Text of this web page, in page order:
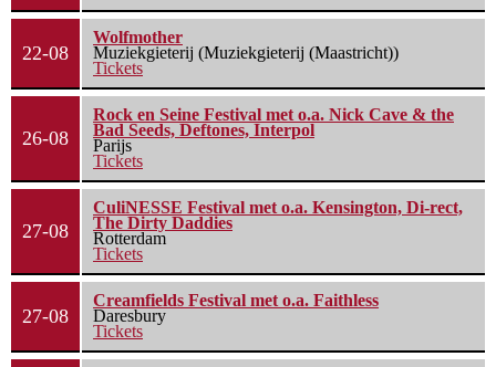
22-08
Wolfmother
Muziekgieterij (Muziekgieterij (Maastricht))
Tickets
26-08
Rock en Seine Festival met o.a. Nick Cave & the
Bad Seeds, Deftones, Interpol
Parijs
Tickets
27-08
CuliNESSE Festival met o.a. Kensington, Di-rect,
The Dirty Daddies
Rotterdam
Tickets
27-08
Creamfields Festival met o.a. Faithless
Daresbury
Tickets